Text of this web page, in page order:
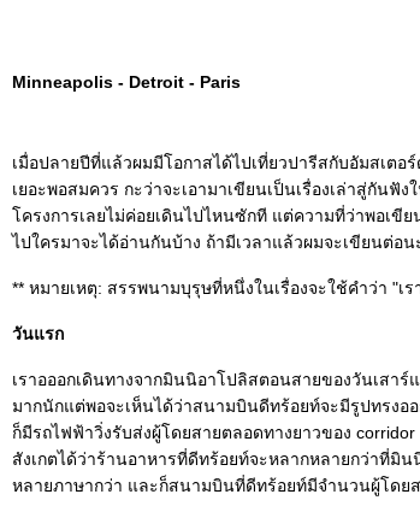
Minneapolis - Detroit - Paris
เมื่อปลายปีที่แล้วผมมีโอกาสได้ไปเที่ยวปารีสกับอัมสเตอ
เยอะพอสมควร กะว่าจะเอามาเขียนเป็นเรื่องเล่าสู่กันฟั
ครงการเลยไม่ค่อยเดินไปไหนซักที แต่ความที่ว่าพอเขีย
ไปใครมาจะได้อ่านกันบ้าง ถ้ามีเวลาแล้วผมจะเขียนต่อน
** หมายเหตุ: สรรพนามบุรุษที่หนึ่งในเรื่องจะใช้คำว่า "เ
วันแรก
เราอออกเดินทางจากมินนิอาโปลิสตอนสายของวันเสาร์
มากนักแต่พอจะเห็นได้ว่าสนามบินดีทร้อยท์จะมีรูปทรงอ
ก็มีรถไฟฟ้าวิ่งรับส่งผู้โดยสายตลอดทางยาวของ
สังเกตได้ว่าร้านอาหารที่ดีทร้อยท์จะหลากหลายกว่าที่มิ
หลายภาษากว่า และก็สนามบินที่ดีทร้อยท์มีจำนวนผู้โดย